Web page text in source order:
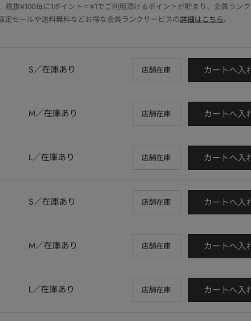
税抜¥100毎に1ポイント＝¥1でご利用頂けるポイントが貯まり、会員ラン
定セールや送料無料などお得な会員ランクサービスの詳細はこちら。
S 在庫あり 店舗在庫 カートへ入
M 在庫あり 店舗在庫 カートへ入
L 在庫あり 店舗在庫 カートへ入
S 在庫あり 店舗在庫 カートへ入
M 在庫あり 店舗在庫 カートへ入
L 在庫あり 店舗在庫 カートへ入